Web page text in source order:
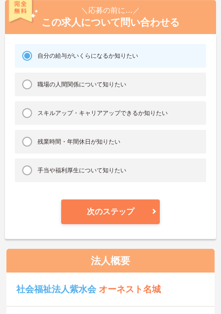
＼応募の前に…／
この求人について問い合わせる
自分の給与がいくらになるか知りたい
職場の人間関係について知りたい
スキルアップ・キャリアアップできるか知りたい
残業時間・年間休日が知りたい
手当や福利厚生について知りたい
次のステップ
法人概要
社会福祉法人紫水会 オーネスト名城